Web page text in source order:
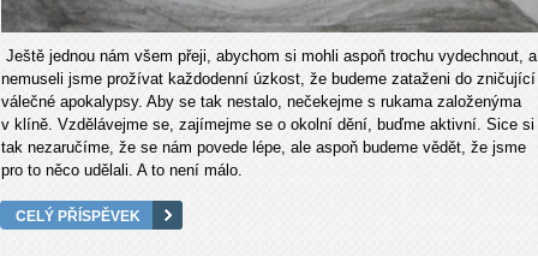
Ještě jednou nám všem přeji, abychom si mohli aspoň trochu vydechnout, a
nemuseli jsme prožívat každodenní úzkost, že budeme zataženi do zničující
válečné apokalypsy. Aby se tak nestalo, nečekejme s rukama založenýma
v klíně. Vzdělávejme se, zajímejme se o okolní dění, buďme aktivní. Sice si
tak nezaručíme, že se nám povede lépe, ale aspoň budeme vědět, že jsme
pro to něco udělali. A to není málo.
CELÝ PŘÍSPĚVEK